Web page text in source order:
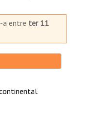
aentre ter 11